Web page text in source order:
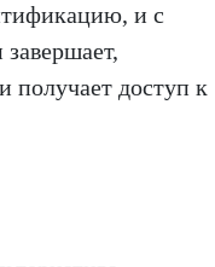
и с
получает доступ к